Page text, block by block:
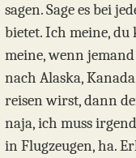
sagen. Sage es bei
bietet. Ich meine, du
meine, wenn
nach Alaska,
reisen wirst, dann
naja, ich muss
in Flugzeugen, ha.